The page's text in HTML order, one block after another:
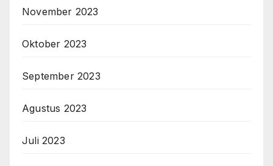
November 2023
Oktober 2023
September 2023
Agustus 2023
Juli 2023